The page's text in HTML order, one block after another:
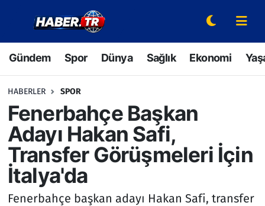
Gündem Spor Dünya Sağlık Ekonomi
HABERLER SPOR
Fenerbahçe Başkan
Adayı Hakan Safi,
Transfer Görüşmeleri İçin
İtalya'da
Fenerbahçe başkan adayı Hakan Safi, transfer
Gündem
Spor
Sağlık
Ekonomi
Yaşam
Hava Durumu
Trafik Durumu
Süper Lig Puan Durumu ve Fikstür
Tüm Manşetler
Son Dakika Haberleri
Haber Arşivi